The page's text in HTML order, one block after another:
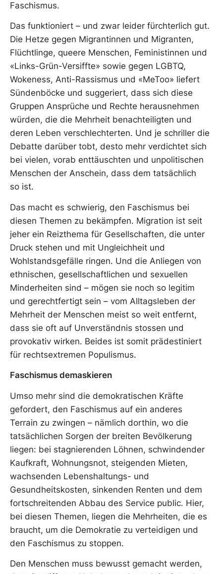
Faschismus.
Das funktioniert – und zwar leider fürchterlich gut.
Die Hetze gegen Migrantinnen und Migranten,
Flüchtlinge, queere Menschen, Feministinnen und
«Links-Grün-Versiffte» sowie gegen LGBTQ,
Wokeness, Anti-Rassismus und «MeToo» liefert
Sündenböcke und suggeriert, dass sich diese
Gruppen Ansprüche und Rechte herausnehmen
würden, die die Mehrheit benachteiligten und
deren Leben verschlechterten. Und je schriller die
Debatte darüber tobt, desto mehr verdichtet sich
bei vielen, vorab enttäuschten und unpolitischen
Menschen der Anschein, dass dem tatsächlich
so ist.
Das macht es schwierig, den Faschismus bei
diesen Themen zu bekämpfen. Migration ist seit
jeher ein Reizthema für Gesellschaften, die unter
Druck stehen und mit Ungleichheit und
Wohlstandsgefälle ringen. Und die Anliegen von
ethnischen, gesellschaftlichen und sexuellen
Minderheiten sind – mögen sie noch so legitim
und gerechtfertigt sein – vom Alltagsleben der
Mehrheit der Menschen meist so weit entfernt,
dass sie oft auf Unverständnis stossen und
provokativ wirken. Beides ist somit prädestiniert
für rechtsextremen Populismus.
Faschismus demaskieren
Umso mehr sind die demokratischen Kräfte
gefordert, den Faschismus auf ein anderes
Terrain zu zwingen – nämlich dorthin, wo die
tatsächlichen Sorgen der breiten Bevölkerung
liegen: bei stagnierenden Löhnen, schwindender
Kaufkraft, Wohnungsnot, steigenden Mieten,
wachsenden Lebenshaltungs- und
Gesundheitskosten, sinkenden Renten und dem
fortschreitenden Abbau des Service public. Hier,
bei diesen Themen, liegen die Mehrheiten, die es
braucht, um die Demokratie zu verteidigen und
den Faschismus zu stoppen.
Den Menschen muss bewusst gemacht werden,